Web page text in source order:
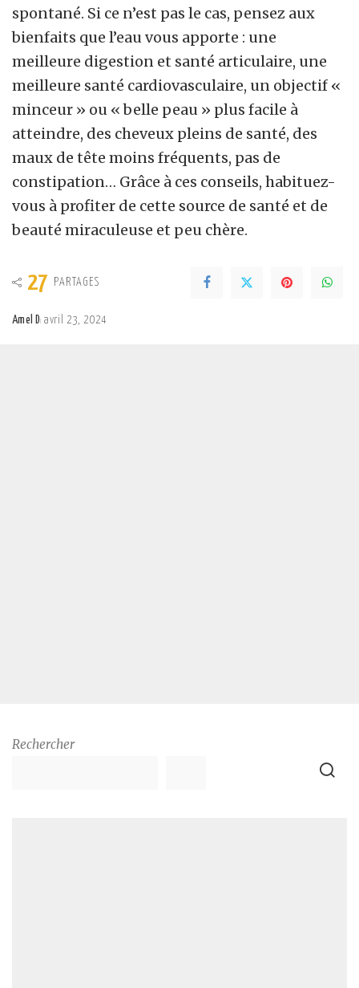
spontané. Si ce n’est pas le cas, pensez aux
bienfaits que l’eau vous apporte : une
meilleure digestion et santé articulaire, une
meilleure santé cardiovasculaire, un objectif «
minceur » ou « belle peau » plus facile à
atteindre, des cheveux pleins de santé, des
maux de tête moins fréquents, pas de
constipation… Grâce à ces conseils, habituez-
vous à profiter de cette source de santé et de
beauté miraculeuse et peu chère.
27 PARTAGES
Amel D avril 23, 2024
Rechercher